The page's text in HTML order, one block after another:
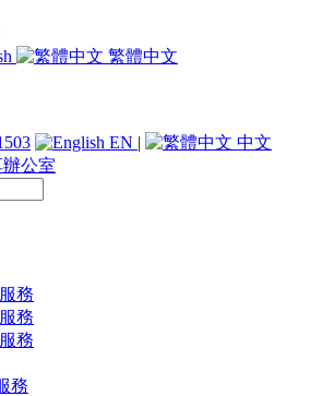
繁體中文
EN | 中文
務
務
務
務